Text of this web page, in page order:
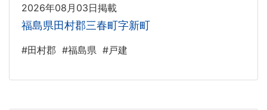
2026年08月03日掲載
福島県田村郡三春町字新町
#田村郡 #福島県 #戸建